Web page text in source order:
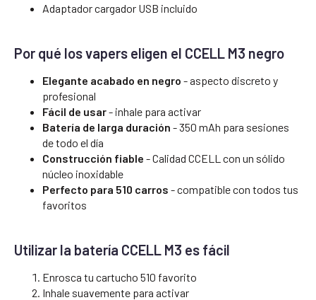
Adaptador cargador USB incluido
Por qué los vapers eligen el CCELL M3 negro
Elegante acabado en negro - aspecto discreto y
profesional
Fácil de usar- inhale para activar
Batería de larga duración - 350 mAh para sesiones
de todo el día
Construcción fiable - Calidad CCELL con un sólido
núcleo inoxidable
Perfecto para 510 carros - compatible con todos tus
favoritos
Utilizar la batería CCELL M3 es fácil
Enrosca tu cartucho 510 favorito
Inhale suavemente para activar